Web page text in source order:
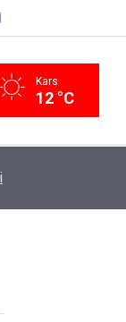
Kars
12 °C
kaybetti: O